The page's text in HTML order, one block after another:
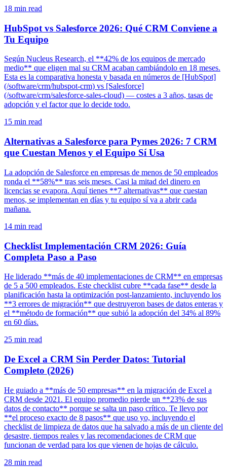
18 min read
HubSpot vs Salesforce 2026: Qué CRM Conviene a
Tu Equipo
Según Nucleus Research, el **42% de los equipos de mercado
medio** que eligen mal su CRM acaban cambiándolo en 18 meses.
Esta es la comparativa honesta y basada en números de [HubSpot]
(/software/crm/hubspot-crm) vs [Salesforce]
(/software/crm/salesforce-sales-cloud) — costes a 3 años, tasas de
adopción y el factor que lo decide todo.
15 min read
Alternativas a Salesforce para Pymes 2026: 7 CRM
que Cuestan Menos y el Equipo Sí Usa
La adopción de Salesforce en empresas de menos de 50 empleados
ronda el **58%** tras seis meses. Casi la mitad del dinero en
licencias se evapora. Aquí tienes **7 alternativas** que cuestan
menos, se implementan en días y tu equipo sí va a abrir cada
mañana.
14 min read
Checklist Implementación CRM 2026: Guía
Completa Paso a Paso
He liderado **más de 40 implementaciones de CRM** en empresas
de 5 a 500 empleados. Este checklist cubre **cada fase** desde la
planificación hasta la optimización post-lanzamiento, incluyendo los
**3 errores de migración** que destruyeron bases de datos enteras y
el **método de formación** que subió la adopción del 34% al 89%
en 60 días.
25 min read
De Excel a CRM Sin Perder Datos: Tutorial
Completo (2026)
He guiado a **más de 50 empresas** en la migración de Excel a
CRM desde 2021. El equipo promedio pierde un **23% de sus
datos de contacto** porque se salta un paso crítico. Te llevo por
**el proceso exacto de 8 pasos** que uso yo, incluyendo el
checklist de limpieza de datos que ha salvado a más de un cliente del
desastre, tiempos reales y las recomendaciones de CRM que
funcionan de verdad para los que vienen de hojas de cálculo.
28 min read